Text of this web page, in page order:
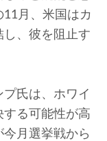
月、米国はカ
し、彼を阻止す
氏は、ホワイ
する可能性が高
月選挙戦から